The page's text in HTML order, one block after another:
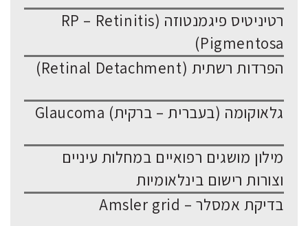
רטיניטיס פיגמנטוזה (RP – Retinitis
Pigmentosa)
הפרדות רשתית (Retinal Detachment)
גלאוקומה (בעברית – ברקית) Glaucoma
מילון מושגים רפואיים במחלות עיניים
וצורות רישום בינלאומיות
בדיקת אמסלר – Amsler grid